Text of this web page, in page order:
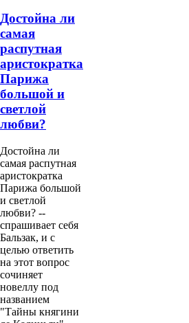
Достойна ли
самая
распутная
аристократка
Парижа
большой и
светлой
любви?
Достойна ли
самая распутная
аристократка
Парижа большой
и светлой
любви? --
спрашивает себя
Бальзак, и с
целью ответить
на этот вопрос
сочиняет
новеллу под
названием
"Тайны княгини